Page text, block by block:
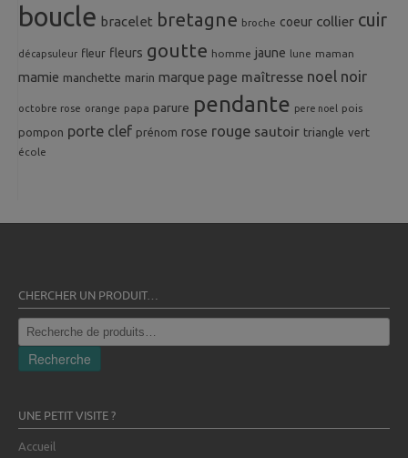
boucle bracelet bretagne broche coeur collier cuir
décapsuleur fleur fleurs goutte homme jaune lune maman
mamie manchette marin marque page maîtresse noel noir
octobre rose orange papa parure pendante pere noel pois
pompon porte clef prénom rose rouge sautoir triangle vert
école
CHERCHER UN PRODUIT…
Recherche
pour :
Recherche
UNE PETIT VISITE ?
Accueil